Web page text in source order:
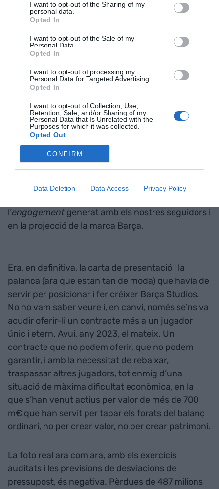
I want to opt-out of the Sharing of my
personal data.
Opted In
I want to opt-out of the Sale of my
Personal Data.
Opted In
I want to opt-out of processing my
Personal Data for Targeted Advertising.
Opted In
I want to opt-out of Collection, Use,
Retention, Sale, and/or Sharing of my
Personal Data that Is Unrelated with the
Purposes for which it was collected.
Opted Out
CONFIRM
Data Deletion Data Access Privacy Policy
ingressos amb creixement de dos dígits els
primers anys, i anant molt més enllà de la pura
una assegurança a escala d’imatge i projecció per
al Barça. Negocis compartits amb variables per
constants, creixents i fent una alineació natural
dels interessos de les dues parts.
One Club Man, el relat imbatible d’un esportista
fet a casa, que sedueix al món fent allò que tant
ens enamora, i fent-ho al seu club, al club que va
apostar per ell i li va donar l’oportunitat, el va
cuidar i el va portar fins al lideratge del millor
equip del món. Aquest relat ens tornava al primer
l’engagement generat amb els nostres seguidors i
en la projecció de la marca Barça.
Era, en definitiva, la carta de presentació i la
palanca (ara que estan tan de moda) que havia de
servir per posicionar i fer créixer Barça Studios.
No ho vam saber veure i, en canvi, només se’ns va
acudir oferir-li un contracte més a un jugador
únic i etern. Avui, any 2023, el mateix. Un
contracte que no podem oferir, que no podem
garantir, i amb la necessitat de rebaixar,
traspassar altres jugadors, tot enmig d’una
situació de màxima dificultat econòmica, en la
que s’han venut actius per valor de més de 700
m€ que han servit per tapar els forats del balanç
ordinari, no per crear valor, no per crear patrimoni.
La foto real ara com ara, amb els exercicis
auditats i les previsions de desviacions de
pressupost, és negativa. Pèrdues de 487 milions